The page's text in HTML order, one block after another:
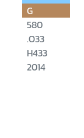
G
580
.O33
H433
2014